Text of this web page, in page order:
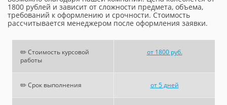
1800 рублей и зависит от сложности предмета, объема,
требований к оформлению и срочности. Стоимость
рассчитывается менеджером после оформления заявки.
✏️ Стоимость курсовой
работы
от 1800 руб.
✏️ Срок выполнения от 5 дней